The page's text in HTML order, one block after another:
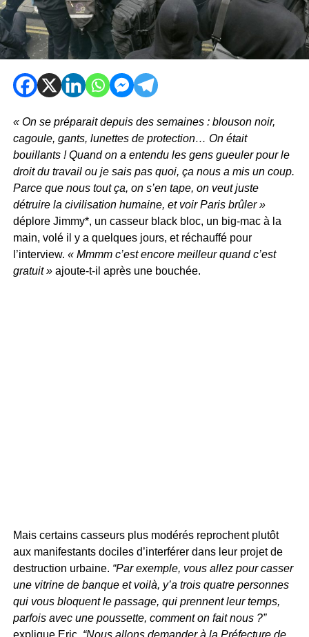
« On se préparait depuis des semaines : blouson noir,
cagoule, gants, lunettes de protection… On était
bouillants ! Quand on a entendu les gens gueuler pour le
droit du travail ou je sais pas quoi, ça nous a mis un coup.
Parce que nous tout ça, on s’en tape, on veut juste
détruire la civilisation humaine, et voir Paris brûler »
déplore Jimmy*, un casseur black bloc, un big-mac à la
main, volé il y a quelques jours, et réchauffé pour
l’interview. « Mmmm c’est encore meilleur quand c’est
gratuit »ajoute-t-il après une bouchée.
Mais certains casseurs plus modérés reprochent plutôt
aux manifestants dociles d’interférer dans leur projet de
destruction urbaine. “Par exemple, vous allez pour casser
une vitrine de banque et voilà, y’a trois quatre personnes
qui vous bloquent le passage, qui prennent leur temps,
parfois avec une poussette, comment on fait nous ?”